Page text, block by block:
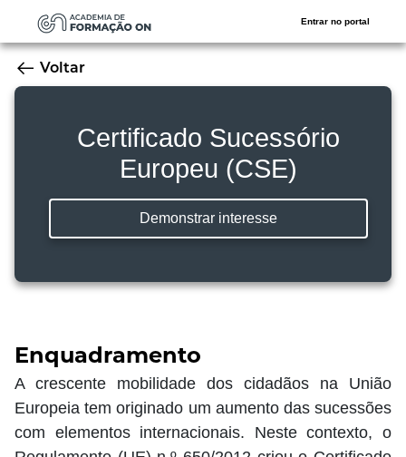
Entrar no portal
Voltar
Certificado Sucessório
Europeu (CSE)
Demonstrar interesse
Enquadramento
A crescente mobilidade dos cidadãos na União
Europeia tem originado um aumento das sucessões
com elementos internacionais. Neste contexto, o